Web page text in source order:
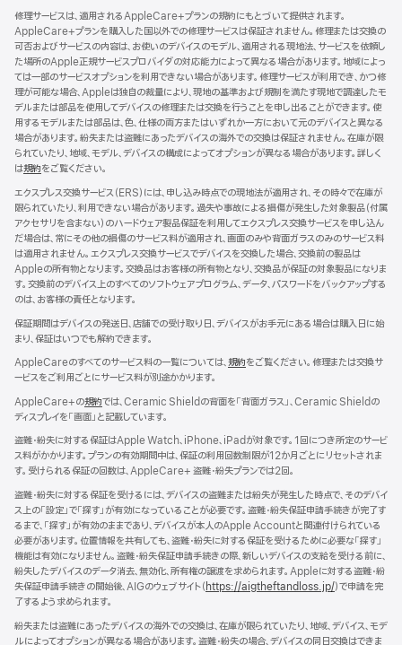
ン
ド
ウ
で
開
き
ま
す）
修理サービスは、適用されるAppleCare+プランの規約にもとづいて提供されます。
AppleCare+プランを購入した国以外での修理サービスは保証されません。修理または交換の
可否およびサービスの内容は、お使いのデバイスのモデル、適用される現地法、サービスを依頼し
た場所のApple正規サービスプロバイダの対応能力によって異なる場合があります。地域によっ
ては一部のサービスオプションを利用できない場合があります。修理サービスが利用でき、かつ修
理が可能な場合、Appleは独自の裁量により、現地の基準および規制を満たす現地で調達したモ
デルまたは部品を使用してデバイスの修理または交換を行うことを申し出ることができます。使
用するモデルまたは部品は、色、仕様の両方またはいずれか一方において元のデバイスと異なる
場合があります。紛失または盗難にあったデバイスの海外での交換は保証されません。在庫が限
られていたり、地域、モデル、デバイスの構成によってオプションが異なる場合があります。詳しく
は規約（新
ウ
イ
ン
ド
ウ
で
開
き
ま
す）
をご覧ください。
エクスプレス交換サービス（ERS）には、申し込み時点での現地法が適用され、その時々で在庫が
限られていたり、利用できない場合があります。過失や事故による損傷が発生した対象製品（付属
アクセサリを含まない）のハードウェア製品保証を利用してエクスプレス交換サービスを申し込ん
だ場合は、常にその他の損傷のサービス料が適用され、画面のみや背面ガラスのみのサービス料
は適用されません。エクスプレス交換サービスでデバイスを交換した場合、交換前の製品は
Appleの所有物となります。交換品はお客様の所有物となり、交換品が保証の対象製品になりま
す。交換前のデバイス上のすべてのソフトウェアプログラム、データ、パスワードをバックアップする
のは、お客様の責任となります。
保証期間はデバイスの発送日、店舗での受け取り日、デバイスがお手元にある場合は購入日に始
まり、保証はいつでも解約できます。
AppleCareのすべてのサービス料の一覧については、規約（新
イ
ド
ウ
で
き
ま
す）
をご覧ください。修理または交換サ
ービスをご利用ごとにサービス料が別途かかります。
AppleCare+の規約（新
規
イ
ン
ド
ウ
で
開
き
ま
す）
では、Ceramic Shieldの背面を「背面ガラス」、Ceramic Shieldの
ディスプレイを「画面」と記載しています。
盗難・紛失に対する保証はApple Watch、iPhone、iPadが対象です。1回につき所定のサービ
ス料がかかります。プランの有効期間中は、保証の利用回数制限が12か月ごとにリセットされま
す。受けられる保証の回数は、AppleCare+ 盗難・紛失プランでは2回。
盗難・紛失に対する保証を受けるには、デバイスの盗難または紛失が発生した時点で、そのデバイ
ス上の「設定」で「探す」が有効になっていることが必要です。盗難・紛失保証申請手続きが完了す
るまで、「探す」が有効のままであり、デバイスが本人のApple Accountと関連付けられている
必要があります。位置情報を共有しても、盗難・紛失に対する保証を受けるために必要な「探す」
機能は有効になりません。盗難・紛失保証申請手続きの際、新しいデバイスの支給を受ける前に、
紛失したデバイスのデータ消去、無効化、所有権の譲渡を求められます。Appleに対する盗難・紛
失保証申請手続きの開始後、AIGのウェブサイト（ https://aigtheftandloss.jp/）で申請を完
了するよう求められます。
紛失または盗難にあったデバイスの海外での交換は、在庫が限られていたり、地域、デバイス、モデ
ルによってオプションが異なる場合があります。盗難・紛失の場合、デバイスの同日交換はできま